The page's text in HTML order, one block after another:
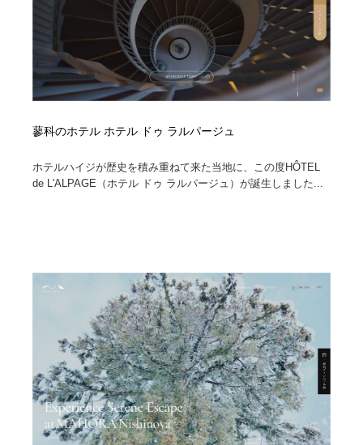
蓼科のホテル ホテル ドゥ ラルパージュ
ホテルハイジが歴史を積み重ねて来た当地に、この度HÔTEL
de L'ALPAGE（ホテル ドゥ ラルパージュ）が誕生しました...